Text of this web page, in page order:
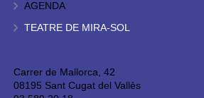
AGENDA
TEATRE DE MIRA-SOL
Carrer de Mallorca, 42
08195 Sant Cugat del Vallès